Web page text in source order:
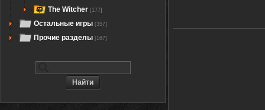
The Witcher [177]
Остальные игры [357]
Прочие разделы [167]